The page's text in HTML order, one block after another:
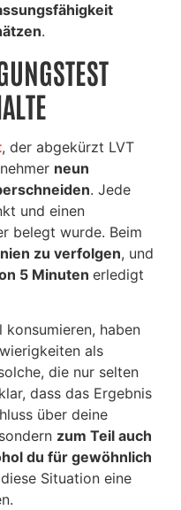
.
, der abgekürzt LVT
neun
. Jede
und einen
belegt wurde. Beim
zu verfolgen, und
5 Minuten erledigt
haben
als
die nur selten
dass das Ergebnis
über deine
zum Teil auch
du für gewöhnlich
Situation eine